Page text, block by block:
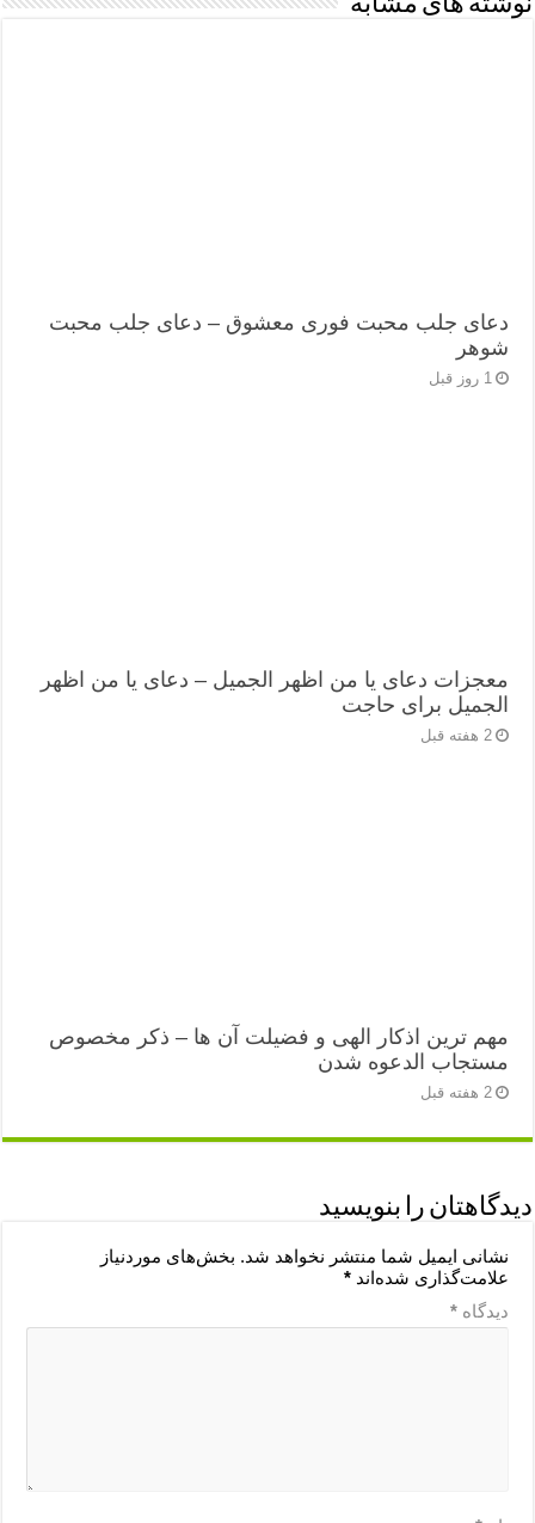
دعای جلب محبت فوری معشوق – دعای جلب محبت
شوهر
1 روز قبل
معجزات دعای یا من اظهر الجمیل – دعای یا من اظهر
الجمیل برای حاجت
2 هفته قبل
مهم ترین اذکار الهی و فضیلت آن ها – ذکر مخصوص
مستجاب الدعوه شدن
2 هفته قبل
دیدگاهتان را بنویسید
نشانی ایمیل شما منتشر نخواهد شد. بخش‌های موردنیاز
علامت‌گذاری شده‌اند*
دیدگاه*